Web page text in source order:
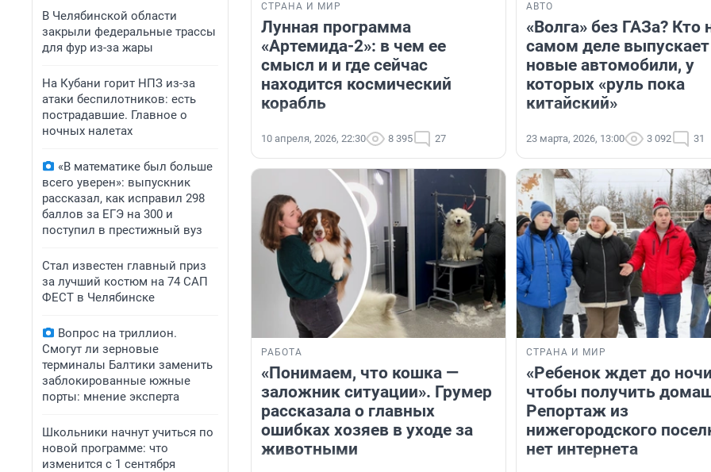
В Челябинской области
закрыли федеральные трассы
для фур из-за жары
На Кубани горит НПЗ из-за
атаки беспилотников: есть
пострадавшие. Главное о
ночных налетах
«В математике был больше
всего уверен»: выпускник
рассказал, как исправил 298
баллов за ЕГЭ на 300 и
поступил в престижный вуз
Стал известен главный приз
за лучший костюм на 74 САП
ФЕСТ в Челябинске
Вопрос на триллион.
Смогут ли зерновые
терминалы Балтики заменить
заблокированные южные
порты: мнение эксперта
Школьники начнут учиться по
новой программе: что
изменится с 1 сентября
СТРАНА И МИР
Лунная программа
«Артемида-2»: в чем ее
смысл и и где сейчас
находится космический
корабль
10 апреля, 2026, 22:30 8 395 27
АВТО
«Волга» без ГАЗа? Кто
самом деле выпускает
новые автомобили, у
которых «руль пока
китайский»
23 марта, 2026, 13:00 3 092 31
РАБОТА
«Понимаем, что кошка —
заложник ситуации». Грумер
рассказала о главных
ошибках хозяев в уходе за
животными
СТРАНА И МИР
«Ребенок ждет до
чтобы получить
Репортаж из
нижегородского
нет интернета